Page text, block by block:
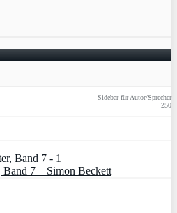
Sidebar für Autor/Sprecher
250
7 – Simon Beckett